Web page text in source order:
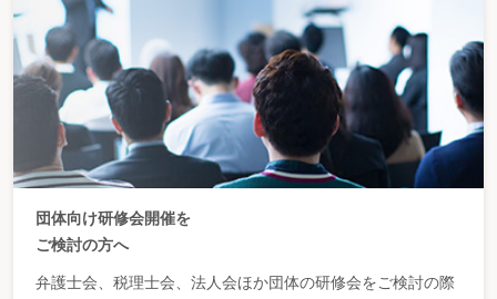
団体向け研修会開催を
ご検討の方へ
弁護士会、税理士会、法人会ほか団体の研修会をご検討の際